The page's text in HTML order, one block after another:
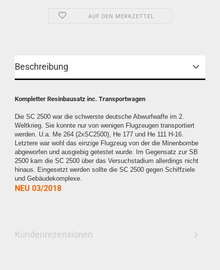
AUF DEN MERKZETTEL
Beschreibung
Kompletter Resinbausatz inc. Transportwagen
Die SC 2500 war die schwerste deutsche Abwurfwaffe im 2.
Weltkrieg. Sie konnte nur von wenigen Flugzeugen transportiert
werden. U.a. Me 264 (2xSC2500), He 177 und He 111 H-16.
Letztere war wohl das einzige Flugzeug von der die Minenbombe
abgeworfen und ausgiebig getestet wurde. Im Gegensatz zur SB
2500 kam die SC 2500 über das Versuchstadium allerdings nicht
hinaus. Eingesetzt werden sollte die SC 2500 gegen Schiffziele
und Gebäudekomplexe.
NEU 03/2018
Kundenrezensionen